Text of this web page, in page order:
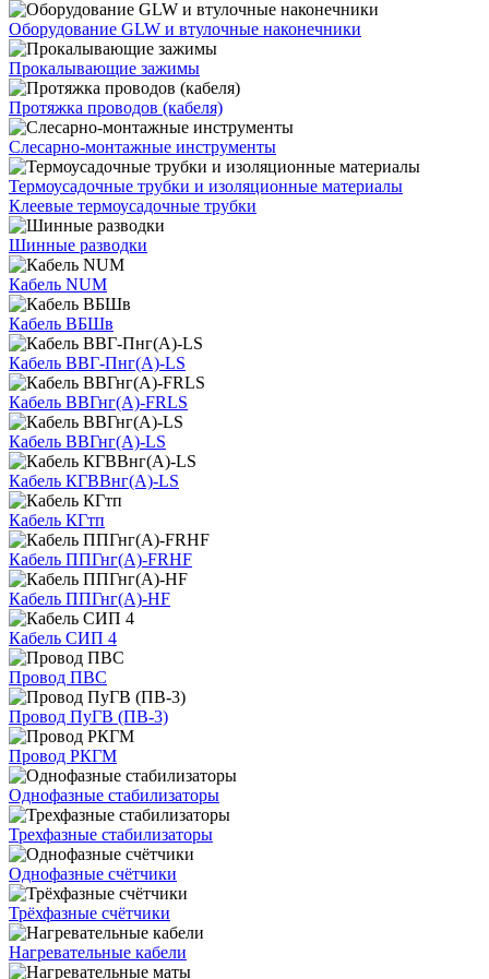
Оборудование GLW и втулочные наконечники
Прокалывающие зажимы
Протяжка проводов (кабеля)
Слесарно-монтажные инструменты
Термоусадочные трубки и изоляционные материалы
Клеевые термоусадочные трубки
Шинные разводки
Кабель NUM
Кабель ВБШв
Кабель ВВГ-Пнг(А)-LS
Кабель ВВГнг(А)-FRLS
Кабель ВВГнг(А)-LS
Кабель КГВВнг(А)-LS
Кабель КГтп
Кабель ППГнг(А)-FRHF
Кабель ППГнг(А)-HF
Кабель СИП 4
Провод ПВС
Провод ПуГВ (ПВ-3)
Провод РКГМ
Однофазные стабилизаторы
Трехфазные стабилизаторы
Однофазные счётчики
Трёхфазные счётчики
Нагревательные кабели